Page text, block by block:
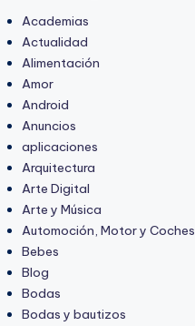
Academias
Actualidad
Alimentación
Amor
Android
Anuncios
aplicaciones
Arquitectura
Arte Digital
Arte y Música
Automoción, Motor y Coches
Bebes
Blog
Bodas
Bodas y bautizos